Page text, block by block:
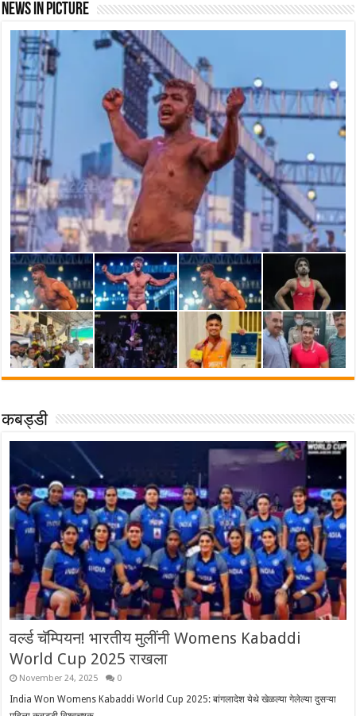
News In Picture
कबड्डी
वर्ल्ड चॅम्पियन! भारतीय मुलींनी Womens Kabaddi
World Cup 2025 राखला
November 24, 2025 0
India Won Womens Kabaddi World Cup 2025: बांगलादेश येथे खेळल्या गेलेल्या दुसऱ्या